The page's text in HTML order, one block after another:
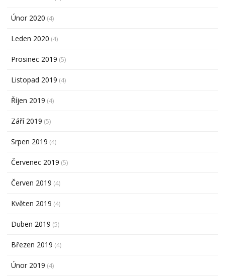
Únor 2020 (4)
Leden 2020 (4)
Prosinec 2019 (5)
Listopad 2019 (4)
Říjen 2019 (4)
Září 2019 (5)
Srpen 2019 (4)
Červenec 2019 (5)
Červen 2019 (4)
Květen 2019 (4)
Duben 2019 (5)
Březen 2019 (4)
Únor 2019 (4)